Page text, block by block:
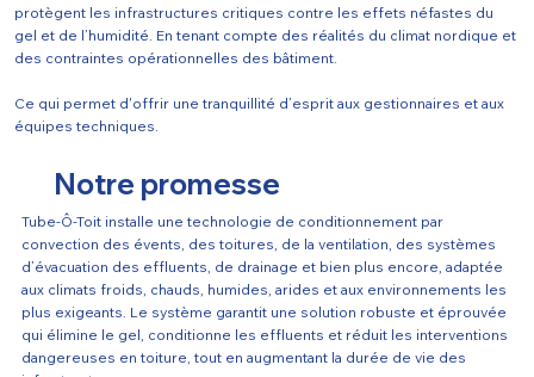
protègent les infrastructures critiques contre les effets néfastes du
gel et de l’humidité. En tenant compte des réalités du climat nordique et
des contraintes opérationnelles des bâtiment.
Ce qui permet d'offrir une tranquillité d’esprit aux gestionnaires et aux
équipes techniques.
Notre promesse
Tube-Ô-Toit installe une technologie de conditionnement par
convection des évents, des toitures, de la ventilation, des systèmes
d’évacuation des effluents, de drainage et bien plus encore, adaptée
aux climats froids, chauds, humides, arides et aux environnements les
plus exigeants. Le système garantit une solution robuste et éprouvée
qui élimine le gel, conditionne les effluents et réduit les interventions
dangereuses en toiture, tout en augmentant la durée de vie des